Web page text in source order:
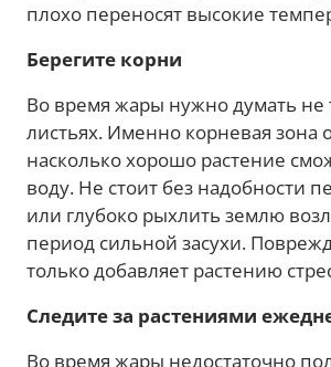
плохо переносят высокие
Берегите корни
Во время жары нужно думать не
листьях. Именно корневая зона
насколько хорошо растение
воду. Не стоит без надобности
или глубоко рыхлить землю
период сильной засухи.
только добавляет растению
Следите за растениями
Во время жары недостаточно